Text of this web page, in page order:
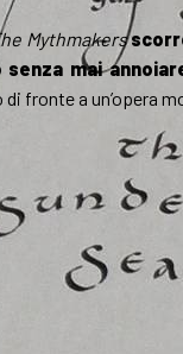
Mythmakers
senza mai
di fronte a un’opera